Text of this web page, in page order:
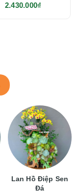
2.430.000₫
Lan Hồ Điệp Sen
Đá